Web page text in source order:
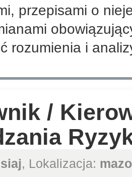
przepisami o
rozumienia i
/
, Lokalizacja: